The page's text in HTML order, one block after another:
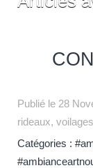
Publié le 28
rideaux,
Catégories :